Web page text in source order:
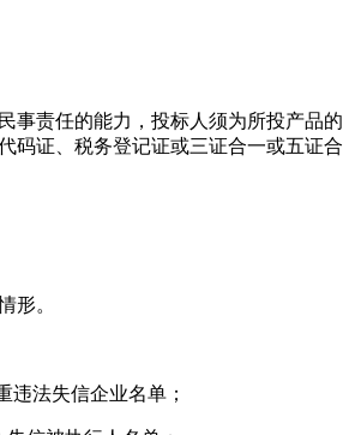
事责任的能力，投标人须为所投产品的
码证、税务登记证或三证合一或五证合
形。
违法失信企业名单；